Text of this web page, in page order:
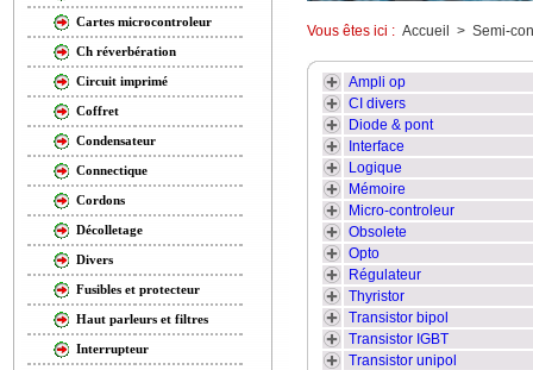
Cartes microcontroleur
Ch réverbération
Circuit imprimé
Coffret
Condensateur
Connectique
Cordons
Décolletage
Divers
Fusibles et protecteur
Haut parleurs et filtres
Interrupteur
Vous êtes ici : Accueil > Semi-
Ampli op
CI divers
Diode & pont
Interface
Logique
Mémoire
Micro-controleur
Obsolete
Opto
Régulateur
Thyristor
Transistor bipol
Transistor IGBT
Transistor unipol